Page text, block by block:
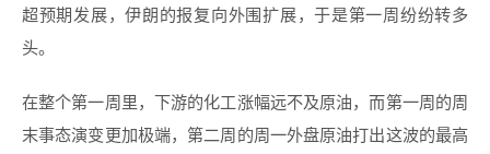
超预期发展，伊朗的报复向外围扩展，于是第一周纷纷转多
头。
在整个第一周里，下游的化工涨幅远不及原油，而第一周的周
末事态演变更加极端，第二周的周一外盘原油打出这波的最高